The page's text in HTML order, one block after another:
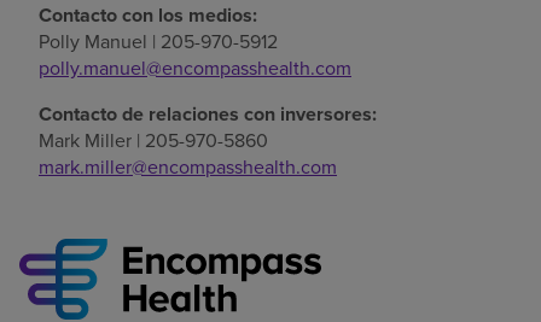
Contacto con los medios:
Polly Manuel | 205-970-5912
polly.manuel@encompasshealth.com
Contacto de relaciones con inversores:
Mark Miller | 205-970-5860
mark.miller@encompasshealth.com